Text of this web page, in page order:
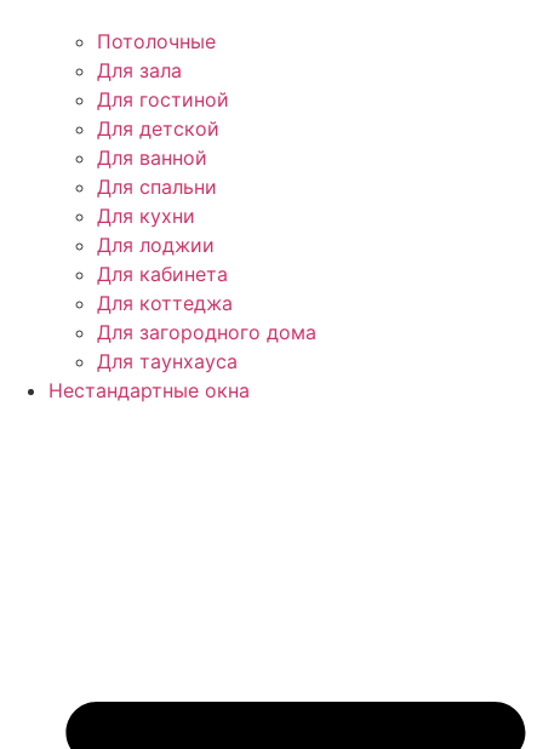
Потолочные
Для зала
Для гостиной
Для детской
Для ванной
Для спальни
Для кухни
Для лоджии
Для кабинета
Для коттеджа
Для загородного дома
Для таунхауса
Нестандартные окна